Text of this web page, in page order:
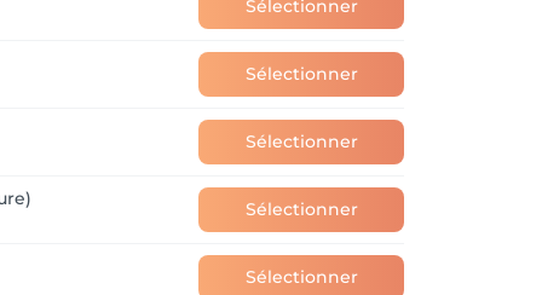
Sélectionner
Sélectionner
Sélectionner
Sélectionner
Sélectionner